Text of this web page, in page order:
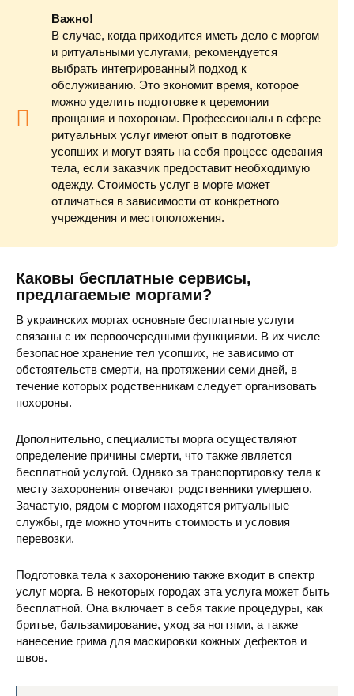
Важно!
В случае, когда приходится иметь дело с моргом
и ритуальными услугами, рекомендуется
выбрать интегрированный подход к
обслуживанию. Это экономит время, которое
можно уделить подготовке к церемонии
прощания и похоронам. Профессионалы в сфере
ритуальных услуг имеют опыт в подготовке
усопших и могут взять на себя процесс одевания
тела, если заказчик предоставит необходимую
одежду. Стоимость услуг в морге может
отличаться в зависимости от конкретного
учреждения и местоположения.
Каковы бесплатные сервисы,
предлагаемые моргами?
В украинских моргах основные бесплатные услуги
связаны с их первоочередными функциями. В их числе —
безопасное хранение тел усопших, не зависимо от
обстоятельств смерти, на протяжении семи дней, в
течение которых родственникам следует организовать
похороны.
Дополнительно, специалисты морга осуществляют
определение причины смерти, что также является
бесплатной услугой. Однако за транспортировку тела к
месту захоронения отвечают родственники умершего.
Зачастую, рядом с моргом находятся ритуальные
службы, где можно уточнить стоимость и условия
перевозки.
Подготовка тела к захоронению также входит в спектр
услуг морга. В некоторых городах эта услуга может быть
бесплатной. Она включает в себя такие процедуры, как
бритье, бальзамирование, уход за ногтями, а также
нанесение грима для маскировки кожных дефектов и
швов.